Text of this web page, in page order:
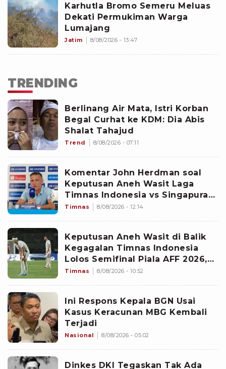
Karhutla Bromo Semeru Meluas
Dekati Permukiman Warga
Lumajang
Jatim 8/08/2026 - 13:47
TRENDING
Berlinang Air Mata, Istri Korban
Begal Curhat ke KDM: Dia Abis
Shalat Tahajud
Trend 8/08/2026 - 07:11
Komentar John Herdman soal
Keputusan Aneh Wasit Laga
Timnas Indonesia vs Singapura
di Piala AFF 2026: Percuma
Timnas 8/08/2026 - 12:14
Keputusan Aneh Wasit di Balik
Kegagalan Timnas Indonesia
Lolos Semifinal Piala AFF 2026,
Untungkan Singapura dan
Timnas 8/08/2026 - 10:52
Ini Respons Kepala BGN Usai
Kasus Keracunan MBG Kembali
Terjadi
Nasional 8/08/2026 - 05:02
Dinkes DKI Tegaskan Tak Ada